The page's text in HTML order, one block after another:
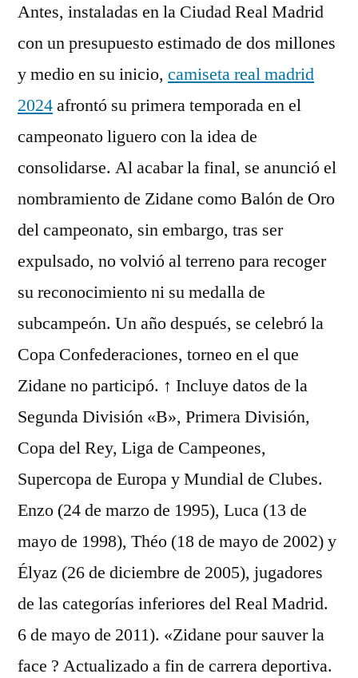
Antes, instaladas en la Ciudad Real Madrid
con un presupuesto estimado de dos millones
y medio en su inicio, camiseta real madrid
2024afrontó su primera temporada en el
campeonato liguero con la idea de
consolidarse. Al acabar la final, se anunció el
nombramiento de Zidane como Balón de Oro
del campeonato, sin embargo, tras ser
expulsado, no volvió al terreno para recoger
su reconocimiento ni su medalla de
subcampeón. Un año después, se celebró la
Copa Confederaciones, torneo en el que
Zidane no participó. ↑ Incluye datos de la
Segunda División «B», Primera División,
Copa del Rey, Liga de Campeones,
Supercopa de Europa y Mundial de Clubes.
Enzo (24 de marzo de 1995), Luca (13 de
mayo de 1998), Théo (18 de mayo de 2002) y
Élyaz (26 de diciembre de 2005), jugadores
de las categorías inferiores del Real Madrid.
6 de mayo de 2011). «Zidane pour sauver la
face ? Actualizado a fin de carrera deportiva.